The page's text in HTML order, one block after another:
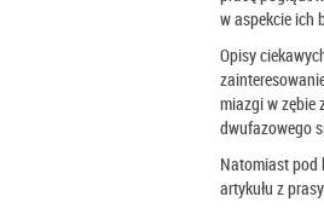
w aspekcie ich
Opisy
miazgi w zębie
dwufazowego
Natomiast pod
artykułu z